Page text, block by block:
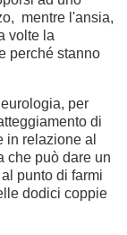
mentre l'ansia,
volte la
perché stanno
per
di
in relazione al
che può dare un
punto di farmi
dodici coppie